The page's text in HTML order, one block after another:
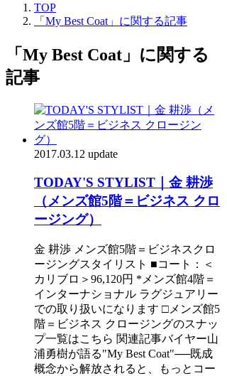
TOP
「My Best Coat」に関する記事
「My Best Coat」に関する
記事
2017.03.12 update
TODAY'S STYLIST｜金 耕渉
（メンズ館5階＝ビジネス クロ
ージング）
金 耕渉 メンズ館5階＝ビジネスクロ
ージングスタイリスト ■コート：＜
カリブロ＞96,120円 *メンズ館4階＝
インターナショナル ラグジュアリー
での取り扱いになります □メンズ館5
階＝ビジネス クロージングのスナッ
プ一覧はこちら 関連記事バイヤー山
浦勇樹が語る"My Best Coat"──既成
概念から解放されると、もっとコー